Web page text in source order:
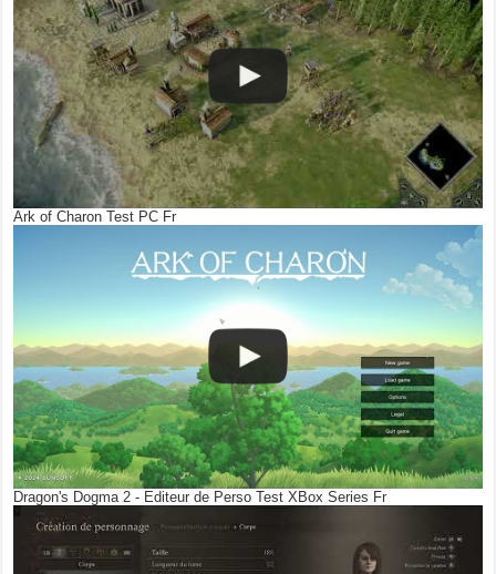
Ark of Charon Test PC Fr
Dragon's Dogma 2 - Editeur de Perso Test XBox Series Fr